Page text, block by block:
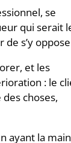
se
qui serait
s’y
et les
: le
choses,
ayant la main